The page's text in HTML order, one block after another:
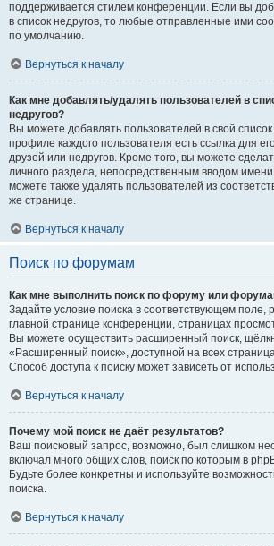
поддерживается стилем конференции. Если вы
в список недругов, то любые отправленные ими
по умолчанию.
Вернуться к началу
Как мне добавлять/удалять пользователей в
недругов?
Вы можете добавлять пользователей в свой
профиле каждого пользователя есть ссылка для
друзей или недругов. Кроме того, вы можете
личного раздела, непосредственным вводом
можете также удалять пользователей из
же странице.
Вернуться к началу
Поиск по форумам
Как мне выполнить поиск по форуму или
Задайте условие поиска в соответствующем поле,
главной странице конференции, страницах
Вы можете осуществить расширенный поиск,
«Расширенный поиск», доступной на всех
Способ доступа к поиску может зависеть от
Вернуться к началу
Почему мой поиск не даёт результатов?
Ваш поисковый запрос, возможно, был слишком
включал много общих слов, поиск по которым в
Будьте более конкретны и используйте
поиска.
Вернуться к началу